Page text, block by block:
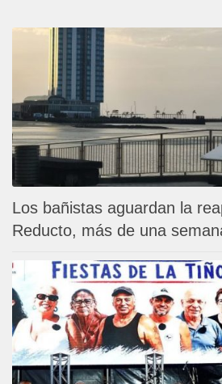
Los bañistas aguardan la
Reducto, más de una